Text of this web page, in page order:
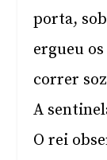
porta,
ergueu
correr
A
O rei